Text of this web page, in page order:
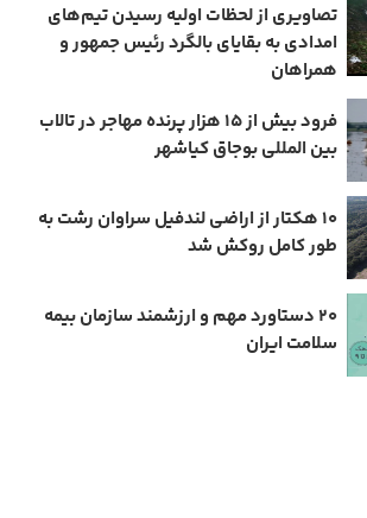
تصاویری از لحظات اولیه رسیدن تیم‌های
امدادی به بقایای بالگرد رئیس جمهور و
همراهان
فرود بیش از ۱۵ هزار پرنده مهاجر در تالاب
بین المللی بوجاق کیاشهر
۱۰ هکتار از اراضی لندفیل سراوان رشت به
طور کامل روکش شد
۲۰ دستاورد مهم و ارزشمند سازمان بیمه
سلامت ایران